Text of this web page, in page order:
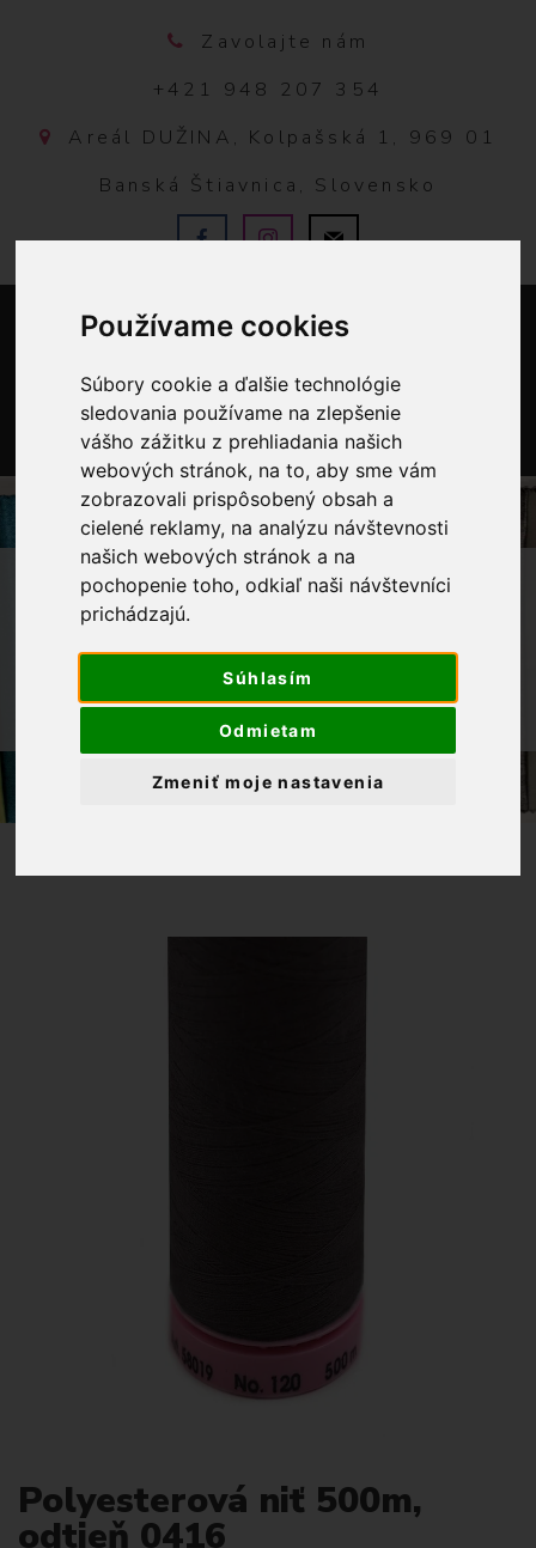
Používame cookies
Súbory cookie a ďalšie technológie
sledovania používame na zlepšenie
vášho zážitku z prehliadania našich
webových stránok, na to, aby sme vám
zobrazovali prispôsobený obsah a
cielené reklamy, na analýzu návštevnosti
našich webových stránok a na
pochopenie toho, odkiaľ naši návštevníci
prichádzajú.
Súhlasím
Odmietam
Zmeniť moje nastavenia
Zavolajte nám
+421 948 207 354
Areál DUŽINA, Kolpašská 1, 969 01
Banská Štiavnica, Slovensko
OBCHOD GALANTÉRIA NITE
POLYESTEROVÁ NIŤ ASPO AMANN
NÁVIN 500M
POLYESTEROVÁ NIŤ 500M, ODTIEŇ
0416
Polyesterová niť 500m,
odtieň 0416